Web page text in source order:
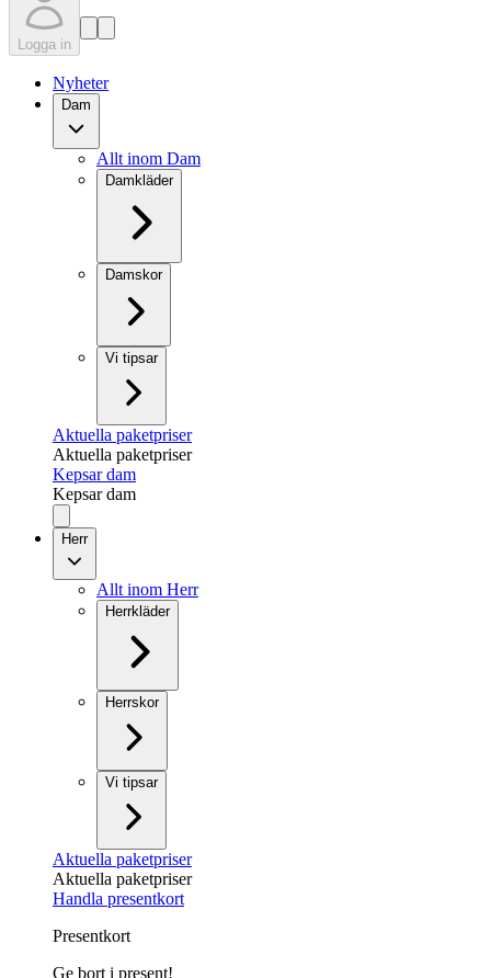
Logga in
Nyheter
Dam
Allt inom Dam
Damkläder
Damskor
Vi tipsar
Aktuella paketpriser
Aktuella paketpriser
Kepsar dam
Kepsar dam
Herr
Allt inom Herr
Herrkläder
Herrskor
Vi tipsar
Aktuella paketpriser
Aktuella paketpriser
Handla presentkort
Presentkort
Ge bort i present!